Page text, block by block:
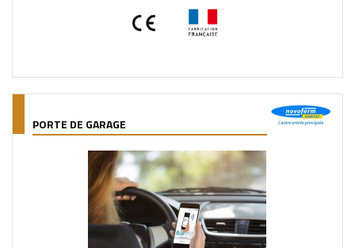
PORTE DE GARAGE